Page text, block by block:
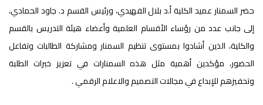
حضر السمنار عميد الكلية أ.د بلال الفهيدي، ورئيس القسم د. جاود الحمادي،
إلى جانب عدد من رؤساء الأقسام العلمية وأعضاء هيئة التدريس بالقسم
والكلية، الذين أشادوا بمستوى تنظيم السمنار ومشاركة الطالبات وتفاعل
الحضور، مؤكدين أهمية مثل هذه السمنارات في تعزيز خبرات الطلبة
وتحفيزهم للإبداع في مجالات التصميم والاعلام الرقمي .